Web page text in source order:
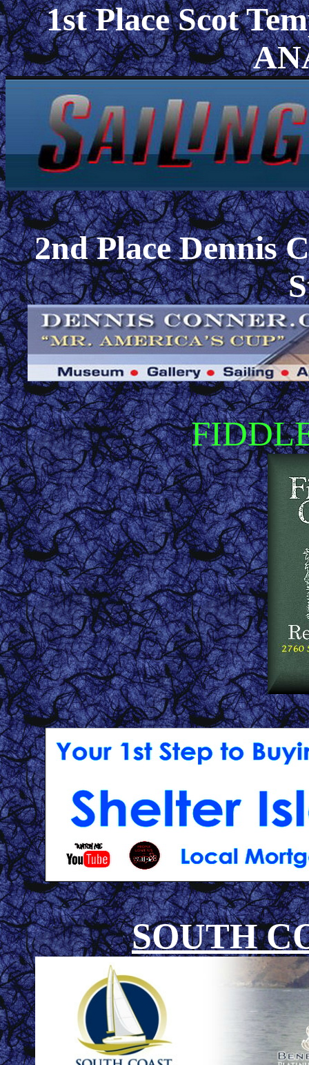
1st Place Scot
2nd Place Dennis
SOUTH